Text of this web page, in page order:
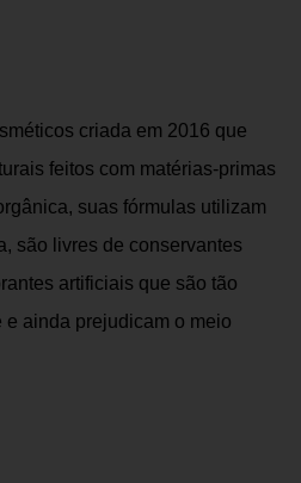
criada em 2016 que
feitos com matérias-primas
suas fórmulas utilizam
são livres de conservantes
artificiais que são tão
ainda prejudicam o meio